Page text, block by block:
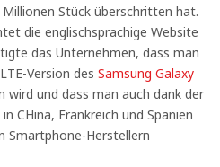
Stück überschritten hat.
die englischsprachige Website
das Unternehmen, dass man
Version des Samsung Galaxy
wird und dass man auch dank der
CHina, Frankreich und Spanien
Smartphone-Herstellern